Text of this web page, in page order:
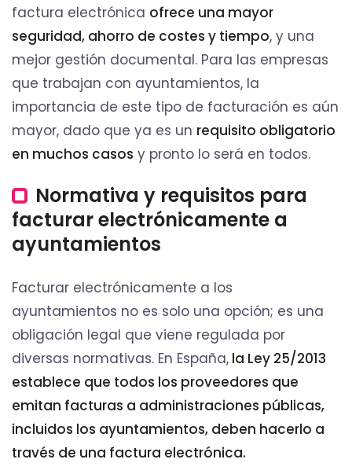
factura electrónica ofrece una mayor
seguridad, ahorro de costes y tiempo, y una
mejor gestión documental. Para las empresas
que trabajan con ayuntamientos, la
importancia de este tipo de facturación es aún
mayor, dado que ya es un requisito obligatorio
en muchos casos y pronto lo será en todos.
Normativa y requisitos para
facturar electrónicamente a
ayuntamientos
Facturar electrónicamente a los
ayuntamientos no es solo una opción; es una
obligación legal que viene regulada por
diversas normativas. En España, la Ley 25/2013
establece que todos los proveedores que
emitan facturas a administraciones públicas,
incluidos los ayuntamientos, deben hacerlo a
través de una factura electrónica.